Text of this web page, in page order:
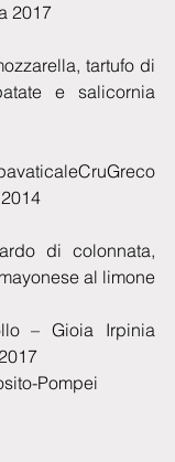
2017
tartufo di
e salicornia
di colonnata,
al limone
– Gioia Irpinia
Pompei